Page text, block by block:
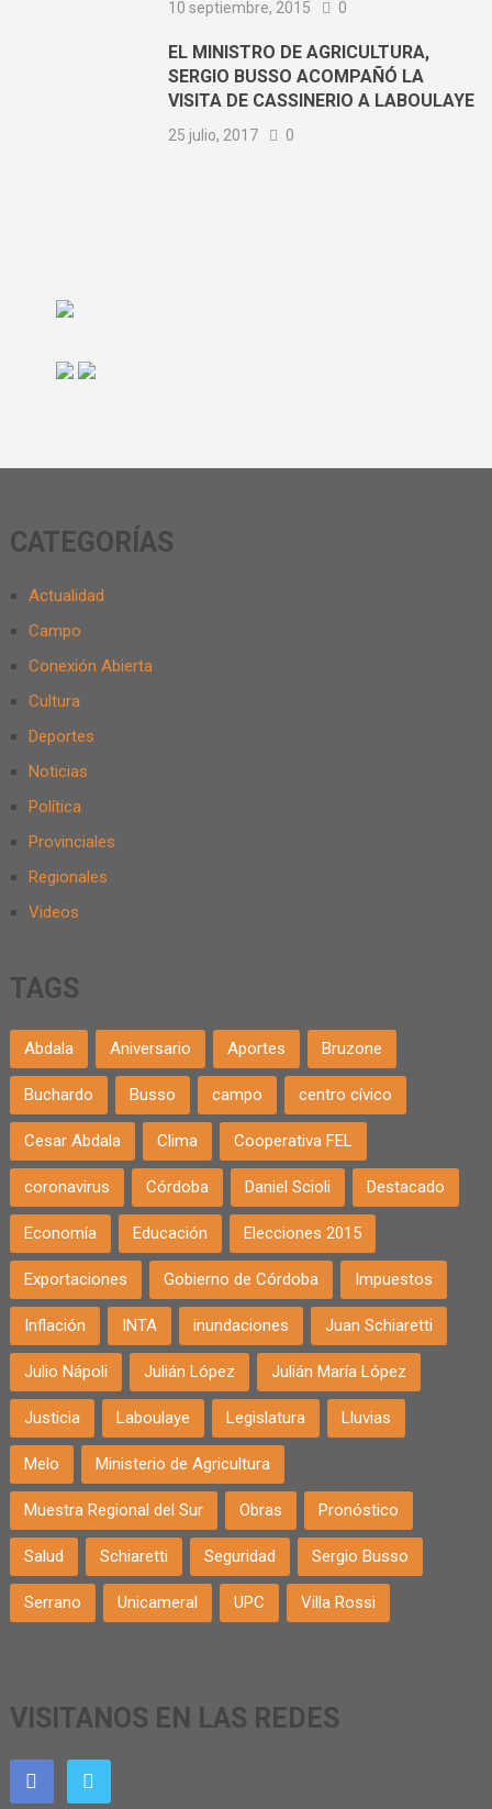
10 septiembre, 2015 0
EL MINISTRO DE AGRICULTURA,
SERGIO BUSSO ACOMPAÑÓ LA
VISITA DE CASSINERIO A LABOULAYE
25 julio, 2017 0
CATEGORÍAS
Actualidad
Campo
Conexión Abierta
Cultura
Deportes
Noticias
Política
Provinciales
Regionales
Videos
TAGS
Abdala Aniversario Aportes Bruzone
Buchardo Busso campo centro cívico
Cesar Abdala Clima Cooperativa FEL
coronavirus Córdoba Daniel Scioli Destacado
Economía Educación Elecciones 2015
Exportaciones Gobierno de Córdoba Impuestos
Inflación INTA inundaciones Juan Schiaretti
Julio Nápoli Julián López Julián María López
Justicia Laboulaye Legislatura Lluvias
Melo Ministerio de Agricultura
Muestra Regional del Sur Obras Pronóstico
Salud Schiaretti Seguridad Sergio Busso
Serrano Unicameral UPC Villa Rossi
VISITANOS EN LAS REDES